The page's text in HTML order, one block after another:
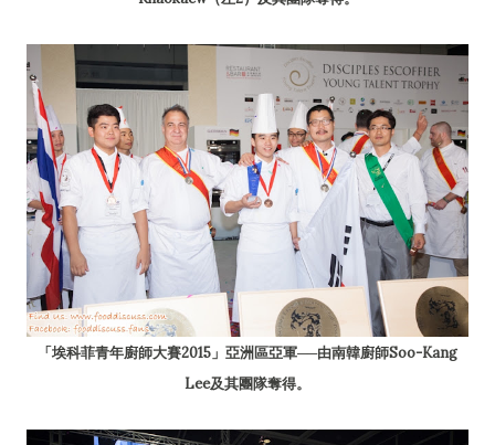
「埃科菲青年廚師大賽2015」亞洲區亞軍──由南韓廚師Soo-Kang
Lee及其團隊奪得。